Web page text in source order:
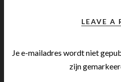
LEAVE A
Je e-mailadres wordt niet
zijn